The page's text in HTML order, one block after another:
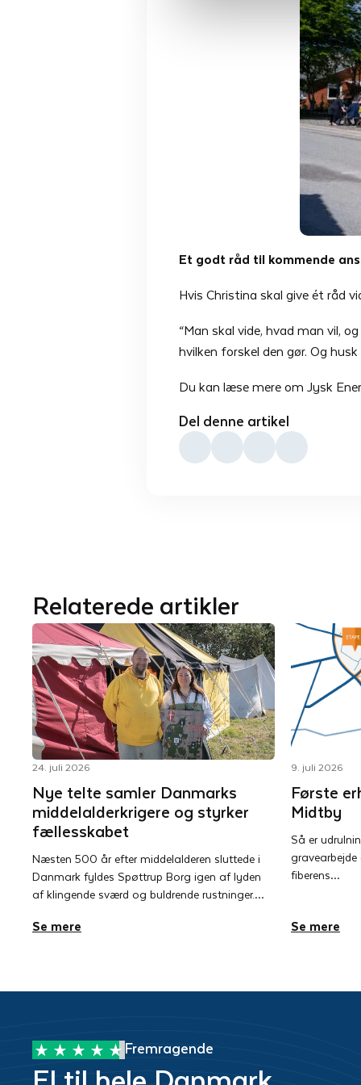
Et godt råd til kommende
Hvis Christina skal give ét råd
“Man skal vide, hvad man vil,
hvilken forskel den gør. Og
Du kan læse mere om Jysk
Del denne artikel
Relaterede artikler
Nye telte samler Danmarks
middelalderkrigere og styrker
fællesskabet
24. juli 2026
Næsten 500 år efter middelalderen sluttede i
Danmark fyldes Spøttrup Borg igen af lyden
af klingende sværd og buldrende rustninger.…
Se mere
Første
Midtby
9. juli 2026
Så er
fiberens…
Se mere
Fremragende